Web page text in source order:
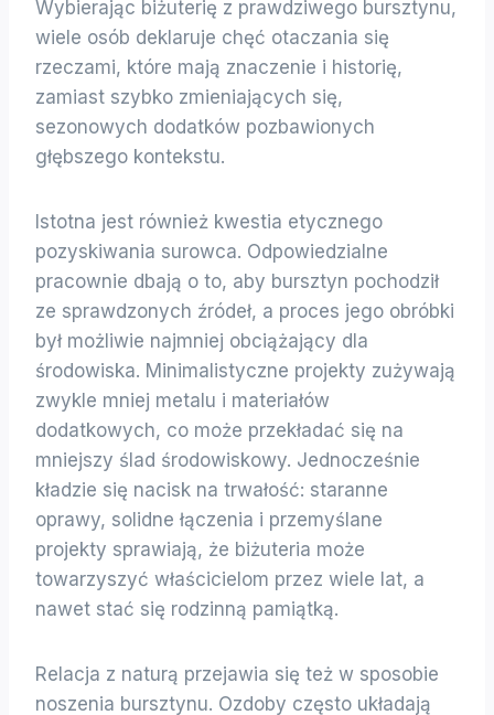
Wybierając biżuterię z prawdziwego bursztynu,
wiele osób deklaruje chęć otaczania się
rzeczami, które mają znaczenie i historię,
zamiast szybko zmieniających się,
sezonowych dodatków pozbawionych
głębszego kontekstu.
Istotna jest również kwestia etycznego
pozyskiwania surowca. Odpowiedzialne
pracownie dbają o to, aby bursztyn pochodził
ze sprawdzonych źródeł, a proces jego obróbki
był możliwie najmniej obciążający dla
środowiska. Minimalistyczne projekty zużywają
zwykle mniej metalu i materiałów
dodatkowych, co może przekładać się na
mniejszy ślad środowiskowy. Jednocześnie
kładzie się nacisk na trwałość: staranne
oprawy, solidne łączenia i przemyślane
projekty sprawiają, że biżuteria może
towarzyszyć właścicielom przez wiele lat, a
nawet stać się rodzinną pamiątką.
Relacja z naturą przejawia się też w sposobie
noszenia bursztynu. Ozdoby często układają